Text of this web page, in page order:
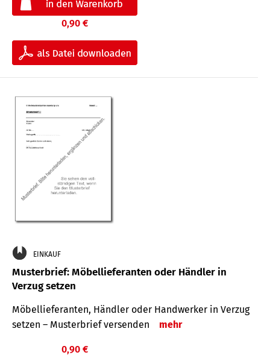
0,90 €
EINKAUF
Musterbrief: Möbellieferanten oder Händler in
Verzug setzen
Möbellieferanten, Händler oder Handwerker in Verzug
setzen – Musterbrief versenden
mehr
0,90 €